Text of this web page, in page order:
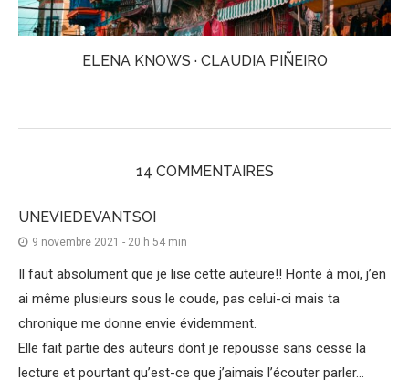
ELENA KNOWS · CLAUDIA PIÑEIRO
14 COMMENTAIRES
UNEVIEDEVANTSOI
9 novembre 2021 - 20 h 54 min
Il faut absolument que je lise cette auteure!! Honte à moi, j’en
ai même plusieurs sous le coude, pas celui-ci mais ta
chronique me donne envie évidemment.
Elle fait partie des auteurs dont je repousse sans cesse la
lecture et pourtant qu’est-ce que j’aimais l’écouter parler…